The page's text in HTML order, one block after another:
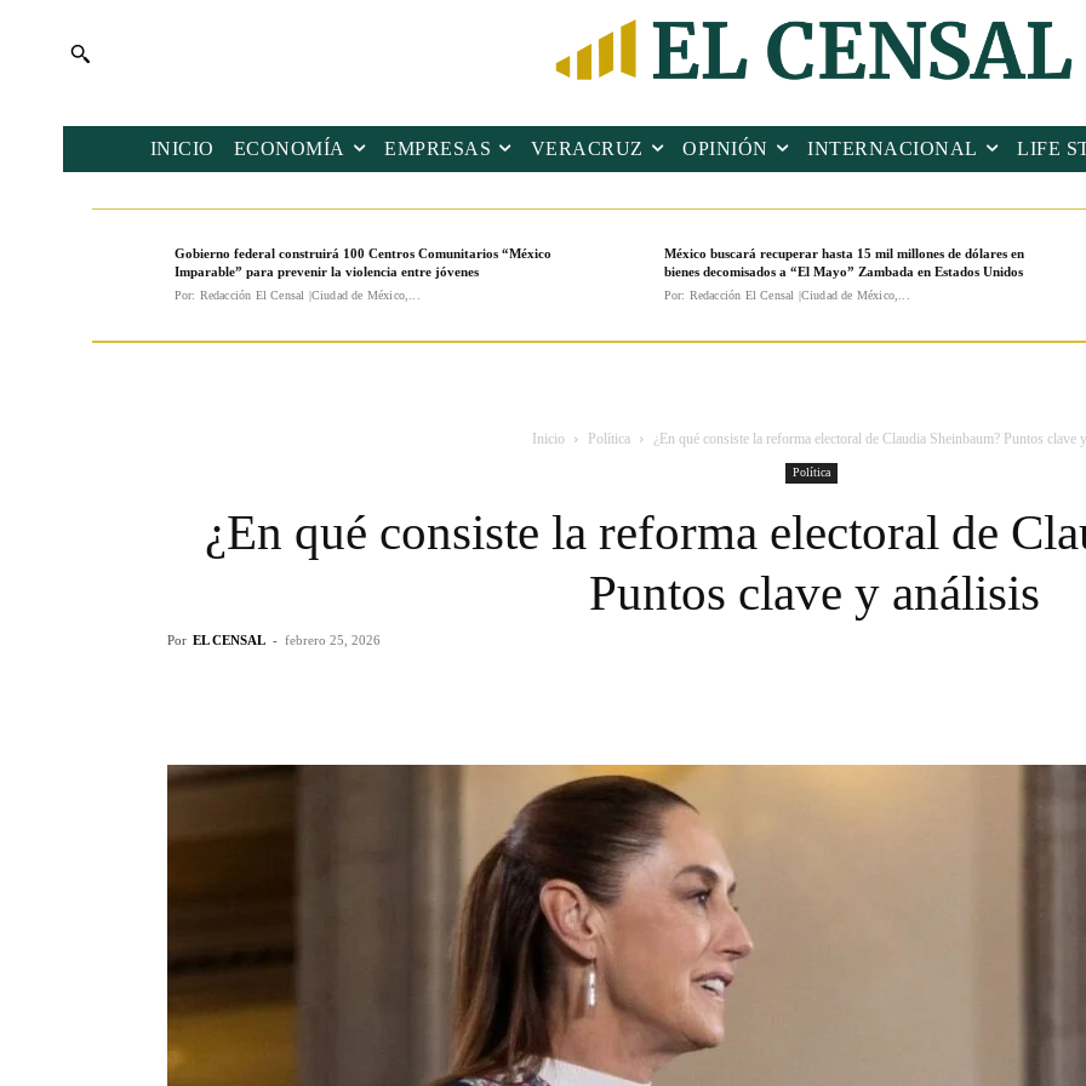
INICIO ECONOMÍA EMPRESAS VERACRUZ OPINIÓN INTERNACIONAL LIFE
Gobierno federal construirá 100 Centros Comunitarios “México
Imparable” para prevenir la violencia entre jóvenes
Por: Redacción El Censal |Ciudad de México,...
México buscará recuperar hasta 15 mil millones de dólares en
bienes decomisados a “El Mayo” Zambada en Estados Unidos
Por: Redacción El Censal |Ciudad de México,...
Inicio Política ¿En qué consiste la reforma electoral de Claudia Sheinbaum? Puntos clave
Política
¿En qué consiste la reforma electoral de
Puntos clave y análisis
Por EL CENSAL - febrero 25, 2026